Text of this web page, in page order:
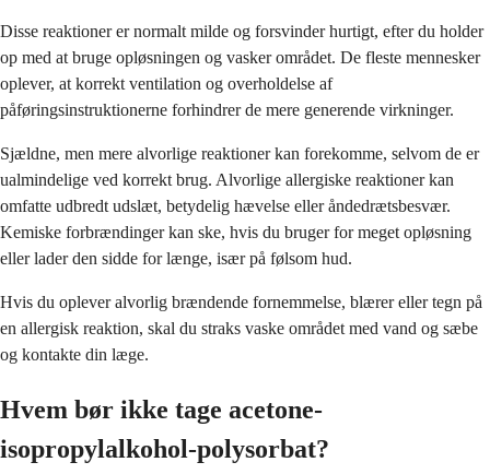
Disse reaktioner er normalt milde og forsvinder hurtigt, efter du holder
op med at bruge opløsningen og vasker området. De fleste mennesker
oplever, at korrekt ventilation og overholdelse af
påføringsinstruktionerne forhindrer de mere generende virkninger.
Sjældne, men mere alvorlige reaktioner kan forekomme, selvom de er
ualmindelige ved korrekt brug. Alvorlige allergiske reaktioner kan
omfatte udbredt udslæt, betydelig hævelse eller åndedrætsbesvær.
Kemiske forbrændinger kan ske, hvis du bruger for meget opløsning
eller lader den sidde for længe, især på følsom hud.
Hvis du oplever alvorlig brændende fornemmelse, blærer eller tegn på
en allergisk reaktion, skal du straks vaske området med vand og sæbe
og kontakte din læge.
Hvem bør ikke tage acetone-
isopropylalkohol-polysorbat?